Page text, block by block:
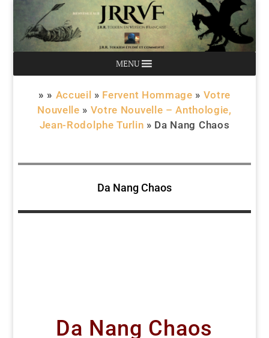
MENU
» » Accueil » Fervent Hommage » Votre
Nouvelle » Votre Nouvelle – Anthologie,
Jean-Rodolphe Turlin » Da Nang Chaos
Da Nang Chaos
Da Nang Chaos